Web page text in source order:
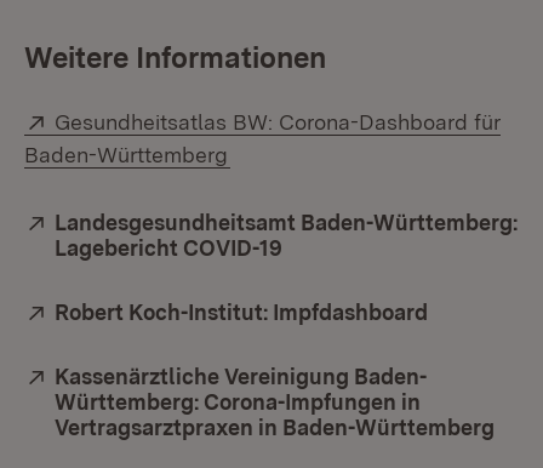
Weitere Informationen
Extern:
Gesundheitsatlas BW: Corona-Dashboard für
Baden-Württemberg
Extern:
Landesgesundheitsamt Baden-Württemberg:
Lagebericht COVID-19
Extern:
Robert Koch-Institut: Impfdashboard
Extern:
Kassenärztliche Vereinigung Baden-
Württemberg: Corona-Impfungen in
Vertragsarztpraxen in Baden-Württemberg